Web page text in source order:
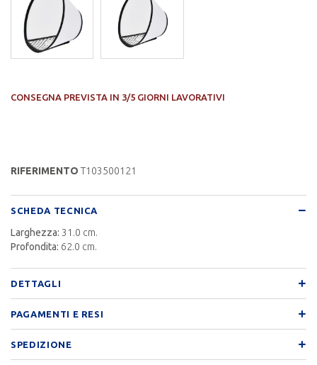
CONSEGNA PREVISTA IN 3/5 GIORNI LAVORATIVI
RIFERIMENTO T103500121
SCHEDA TECNICA
Larghezza: 31.0 cm.
Profondita: 62.0 cm.
DETTAGLI
PAGAMENTI E RESI
SPEDIZIONE